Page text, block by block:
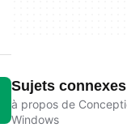
Sujets connexes
à propos de
Windows